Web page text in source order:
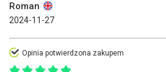
Roman
2024-11-27
Opinia potwierdzona zakupem